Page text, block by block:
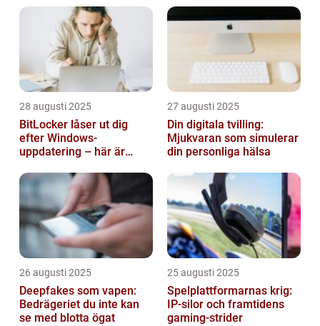
28 augusti 2025
BitLocker låser ut dig
efter Windows-
uppdatering – här är
27 augusti 2025
Din digitala tvilling:
Mjukvaran som simulerar
din personliga hälsa
26 augusti 2025
Deepfakes som vapen:
Bedrägeriet du inte kan
se med blotta ögat
25 augusti 2025
Spelplattformarnas krig:
IP‑silor och framtidens
gaming‑strider